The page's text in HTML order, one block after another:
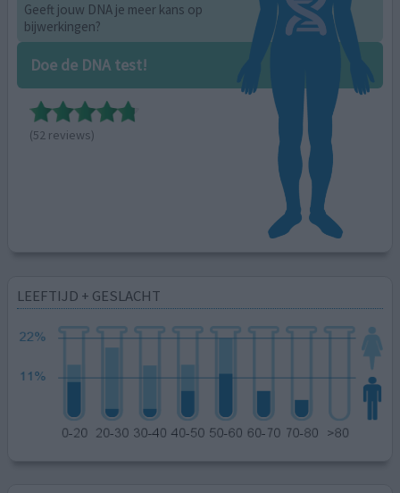
Geeft jouw DNA je meer kans op
bijwerkingen?
Doe de DNA test!
(52 reviews)
LEEFTIJD + GESLACHT